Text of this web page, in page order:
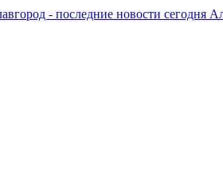
- последние новости сегодня